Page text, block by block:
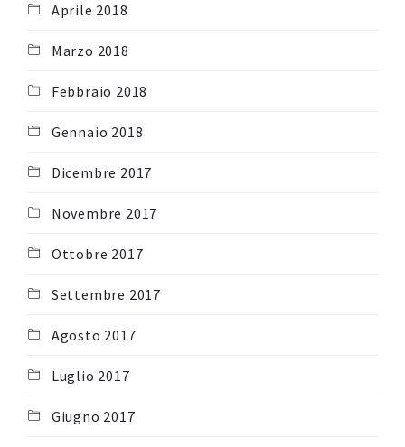
Aprile 2018
Marzo 2018
Febbraio 2018
Gennaio 2018
Dicembre 2017
Novembre 2017
Ottobre 2017
Settembre 2017
Agosto 2017
Luglio 2017
Giugno 2017